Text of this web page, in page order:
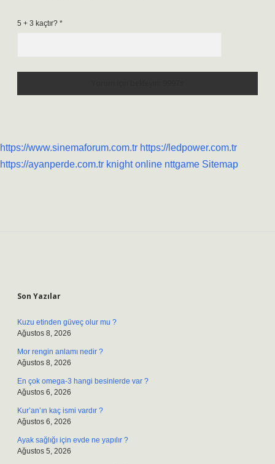
5 + 3 kaçtır? *
https://www.sinemaforum.com.tr https://ledpower.com.tr
https://ayanperde.com.tr knight online nttgame Sitemap
Son Yazılar
Kuzu etinden güveç olur mu ?
Ağustos 8, 2026
Mor rengin anlamı nedir ?
Ağustos 8, 2026
En çok omega-3 hangi besinlerde var ?
Ağustos 6, 2026
Kur’an’ın kaç ismi vardır ?
Ağustos 6, 2026
Ayak sağlığı için evde ne yapılır ?
Ağustos 5, 2026